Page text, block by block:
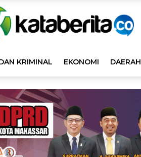
KRIMINAL EKONOMI DAERAH